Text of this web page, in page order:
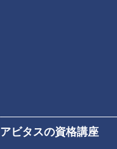
アビタスの資格講座